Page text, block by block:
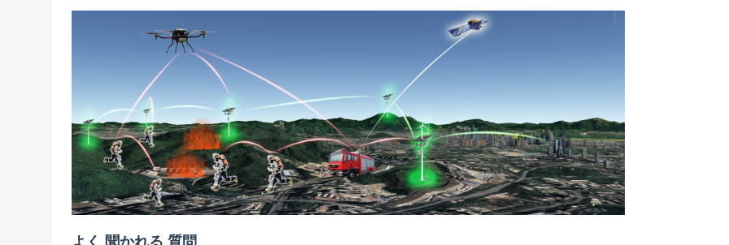
よく 聞かれる 質問